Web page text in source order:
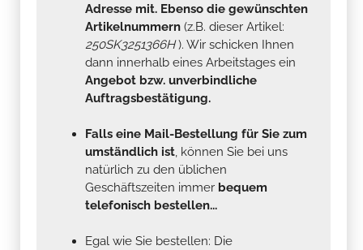
Adresse mit. Ebenso die gewünschten
Artikelnummern (z.B. dieser Artikel:
250SK3251366H). Wir schicken Ihnen
dann innerhalb eines Arbeitstages ein
Angebot bzw. unverbindliche
Auftragsbestätigung.
Falls eine Mail-Bestellung für Sie zum
umständlich ist, können Sie bei uns
natürlich zu den üblichen
Geschäftszeiten immer bequem
telefonisch bestellen...
Egal wie Sie bestellen: Die